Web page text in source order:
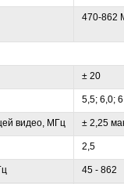
470-862
± 20
5,5; 6,0;
видео, МГц ± 2,25
2,5
45 - 862